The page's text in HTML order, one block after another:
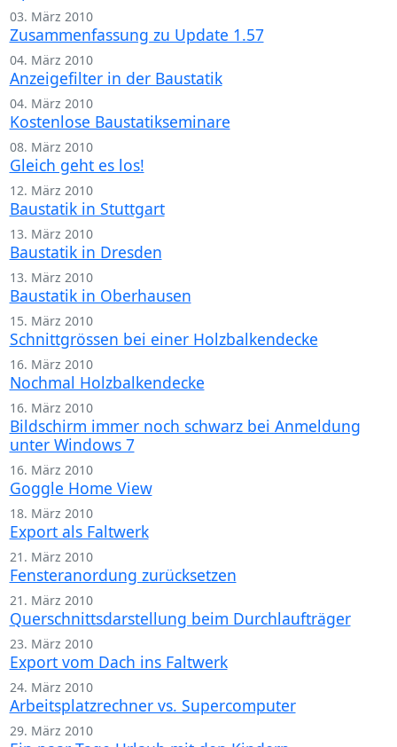
03. März 2010
Zusammenfassung zu Update 1.57
04. März 2010
Anzeigefilter in der Baustatik
04. März 2010
Kostenlose Baustatikseminare
08. März 2010
Gleich geht es los!
12. März 2010
Baustatik in Stuttgart
13. März 2010
Baustatik in Dresden
13. März 2010
Baustatik in Oberhausen
15. März 2010
Schnittgrössen bei einer Holzbalkendecke
16. März 2010
Nochmal Holzbalkendecke
16. März 2010
Bildschirm immer noch schwarz bei Anmeldung
unter Windows 7
16. März 2010
Goggle Home View
18. März 2010
Export als Faltwerk
21. März 2010
Fensteranordung zurücksetzen
21. März 2010
Querschnittsdarstellung beim Durchlaufträger
23. März 2010
Export vom Dach ins Faltwerk
24. März 2010
Arbeitsplatzrechner vs. Supercomputer
29. März 2010